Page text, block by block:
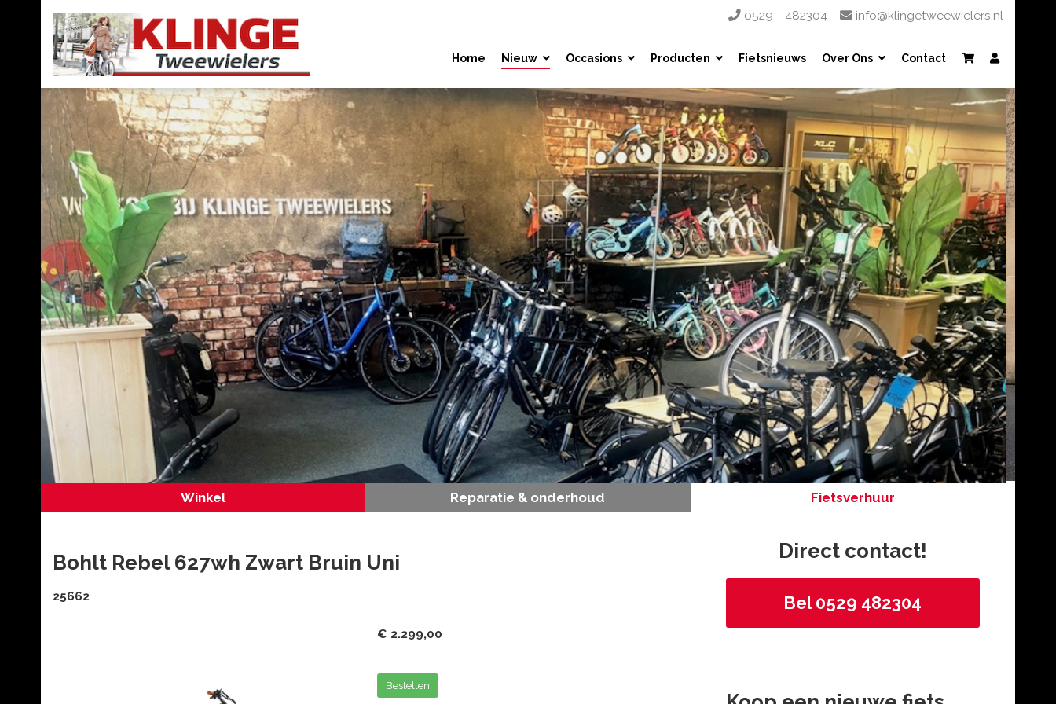
0529 - 482304 info@klingetweewielers.nl
Home Nieuw Occasions Producten Fietsnieuws Over Ons Contact
Winkel Reparatie & onderhoud Fietsverhuur
Bohlt Rebel 627wh Zwart Bruin Uni
25662
€ 2.299,00
Bestellen
Direct contact!
Bel 0529 482304